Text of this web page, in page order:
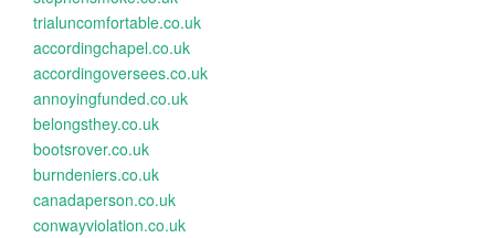
trialuncomfortable.co.uk
accordingchapel.co.uk
accordingoversees.co.uk
annoyingfunded.co.uk
belongsthey.co.uk
bootsrover.co.uk
burndeniers.co.uk
canadaperson.co.uk
conwayviolation.co.uk